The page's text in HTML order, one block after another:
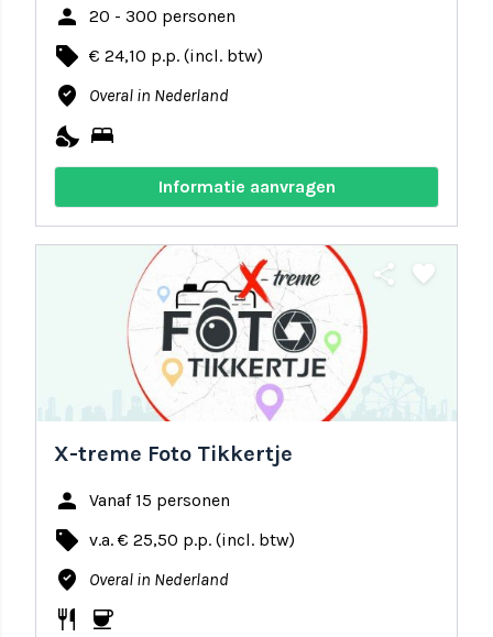
person 20 - 300 personen
local_offer € 24,10 p.p. (incl. btw)
where_to_vote Overal in Nederland
nights_stay bed
Informatie aanvragen
share favorite
X-treme Foto Tikkertje
person Vanaf 15 personen
local_offer v.a. € 25,50 p.p. (incl. btw)
where_to_vote Overal in Nederland
restaurant coffee